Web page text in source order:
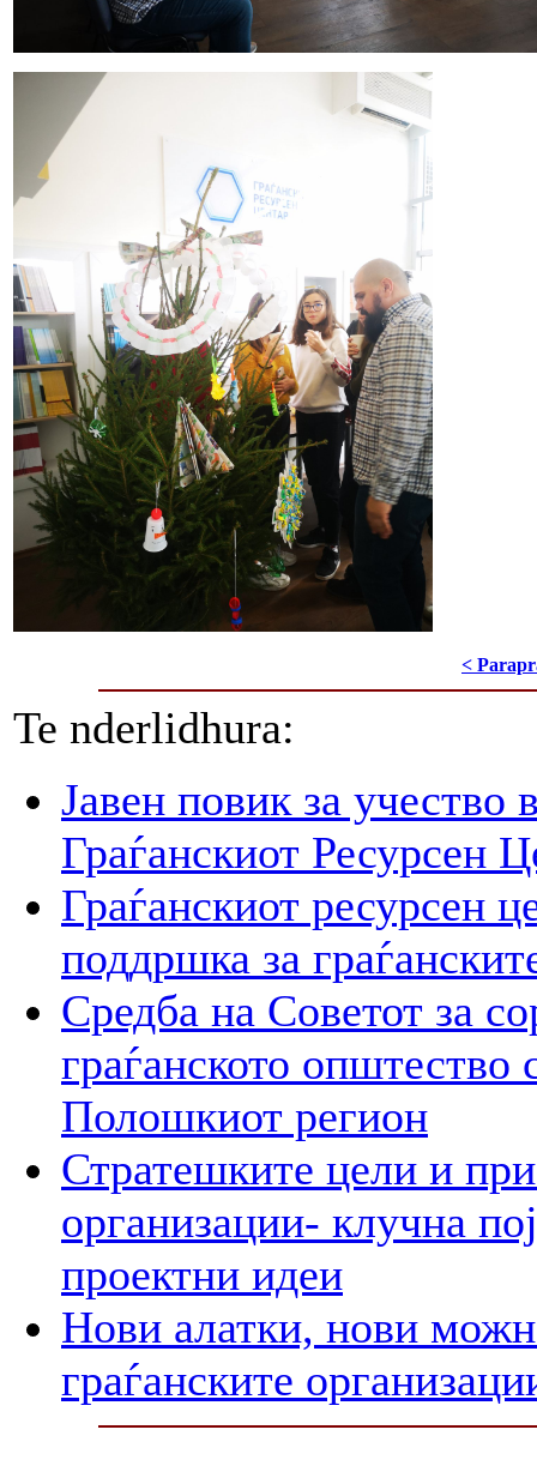
<
Te nderlidhura:
Јавен повик за учество
Граѓанскиот Ресурсен
Граѓанскиот ресурсен
поддршка за
Средба на Советот за
граѓанското општество
Полошкиот регион
Стратешките цели и
организации- клучна
проектни идеи
Нови алатки, нови
граѓанските